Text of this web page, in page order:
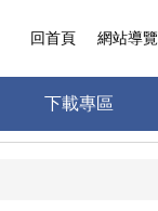
下載專區
回首頁 網站導覽